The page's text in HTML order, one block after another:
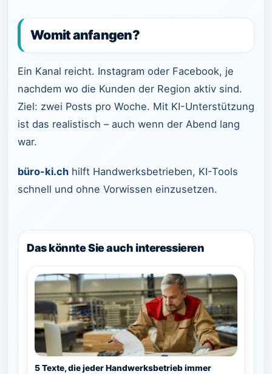
Womit anfangen?
Ein Kanal reicht. Instagram oder Facebook, je
nachdem wo die Kunden der Region aktiv sind.
Ziel: zwei Posts pro Woche. Mit KI-Unterstützung
ist das realistisch – auch wenn der Abend lang
war.
büro-ki.ch hilft Handwerksbetrieben, KI-Tools
schnell und ohne Vorwissen einzusetzen.
Das könnte Sie auch interessieren
5 Texte, die jeder Handwerksbetrieb immer